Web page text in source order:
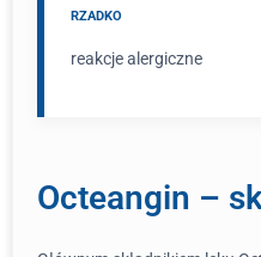
RZADKO
reakcje alergiczne
Octeangin –